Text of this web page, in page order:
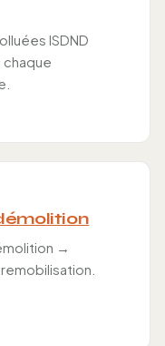
ISDND
chaque
→